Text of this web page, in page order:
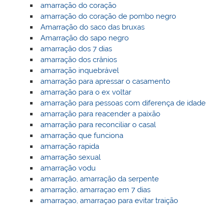
amarração do coração
amarração do coração de pombo negro
Amarração do saco das bruxas
Amarração do sapo negro
amarração dos 7 dias
amarração dos crânios
amarração inquebrável
amarração para apressar o casamento
amarração para o ex voltar
amarração para pessoas com diferença de idade
amarração para reacender a paixão
amarração para reconciliar o casal
amarração que funciona
amarração rapida
amarração sexual
amarração vodu
amarração, amarração da serpente
amarração, amarraçao em 7 dias
amarraçao, amarraçao para evitar traição